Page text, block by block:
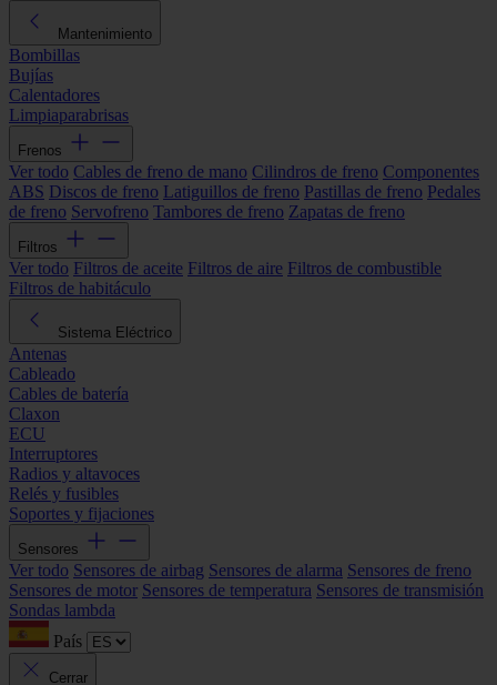
Mantenimiento
Bombillas
Bujías
Calentadores
Limpiaparabrisas
Frenos
Ver todo Cables de freno de mano Cilindros de freno Componentes
ABS Discos de freno Latiguillos de freno Pastillas de freno Pedales
de freno Servofreno Tambores de freno Zapatas de freno
Filtros
Ver todo Filtros de aceite Filtros de aire Filtros de combustible
Filtros de habitáculo
Sistema Eléctrico
Antenas
Cableado
Cables de batería
Claxon
ECU
Interruptores
Radios y altavoces
Relés y fusibles
Soportes y fijaciones
Sensores
Ver todo Sensores de airbag Sensores de alarma Sensores de freno
Sensores de motor Sensores de temperatura Sensores de transmisión
Sondas lambda
País
Cerrar